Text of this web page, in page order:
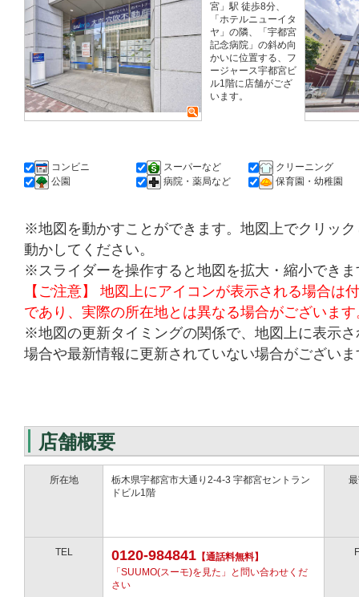
宮」駅 徒歩8分、
「ホテルニューイタ
ヤ」の隣、「宇都宮
記念病院」の斜め向
かいに位置する、フ
ージャース宇都宮ビ
ル1階に店舗がござ
います。
コンビニ スーパーなど
クリーニング
公園
病院・薬局など 保育園・幼稚園
※地図を動かすことができます。地図上でクリッ
動かしてください。
※スライダーを操作すると地図を拡大・縮小できま
【ご注意】 地図上にアイコンが表示される場合は
であり、実際の所在地とは異なる場合がございます
※地図の更新タイミングの関係で、地図上に表示
場合や最新情報に更新されていない場合がござい
店舗概要
所在地
栃木県宇都宮市大通り2-4-3 宇都宮セントラン
ドビル1階
TEL 0120-984841 【通話料無料】
「SUUMO(スーモ)を見た」と問い合わせくだ
さい